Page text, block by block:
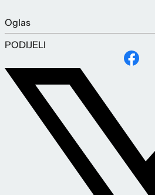
Oglas
PODIJELI